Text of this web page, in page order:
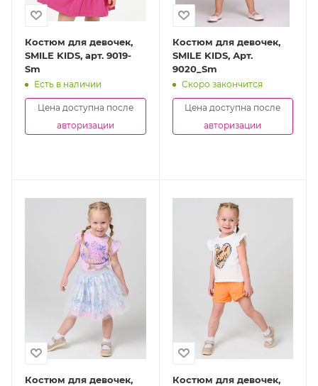
Костюм для девочек,
SMILE KIDS, арт. 9019-
Sm
Есть в наличии
Цена доступна после
авторизации
Костюм для девочек,
SMILE KIDS, Арт.
9020_Sm
Скоро закончится
Цена доступна после
авторизации
Костюм для девочек,
Костюм для девочек,